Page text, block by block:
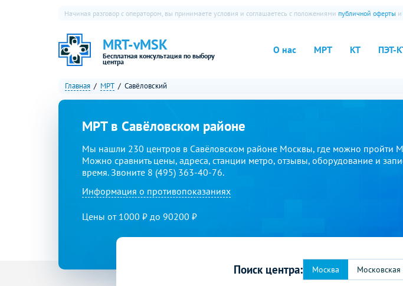
MRT-vMSK
Бесплатная консультация по выбору
центра
О нас МРТ КТ ПЭТ-
Начиная разговор с оператором, вы принимаете условия и соглашаетесь с положениями публичной оферты и
Главная МРТ Савёловский
МРТ в Савёловском районе
Мы нашли 230 центров в Савёловском районе Москвы, где можно пройти
Можно сравнить цены, адреса, станции метро, отзывы, оборудование и
время. Звоните 8 (495) 363-40-76.
Информация о противопоказаниях
Цены от 1000 ₽ до 90200 ₽
Поиск центра: